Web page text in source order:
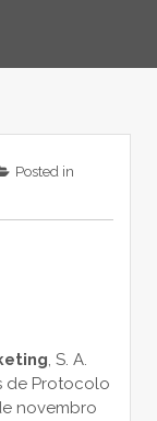
Posted in
, S. A.
de Protocolo
novembro